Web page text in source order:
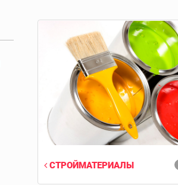
СТРОЙМАТЕРИАЛЫ